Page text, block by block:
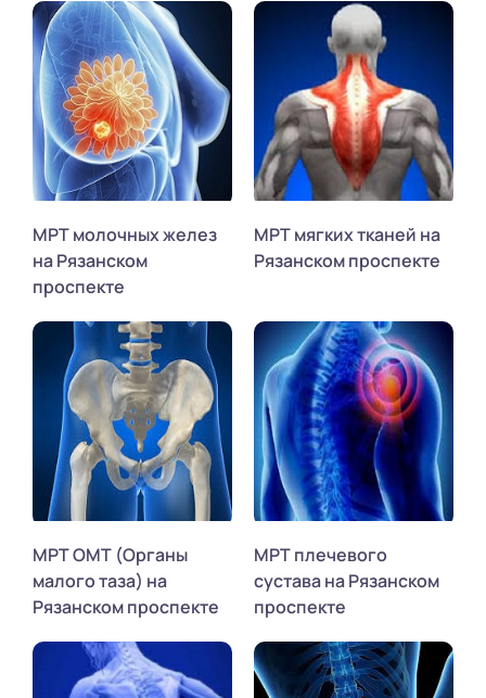
МРТ молочных желез
на Рязанском
проспекте
МРТ мягких тканей на
Рязанском проспекте
МРТ ОМТ (Органы
малого таза) на
Рязанском проспекте
МРТ плечевого
сустава на Рязанском
проспекте